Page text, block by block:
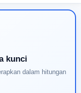
kunci
dalam hitungan